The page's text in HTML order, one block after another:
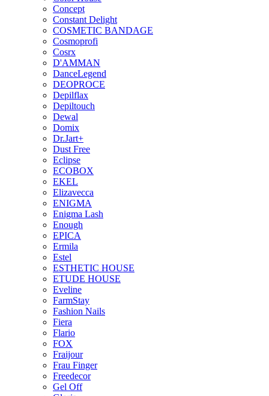
Concept
Constant Delight
COSMETIC BANDAGE
Cosmoprofi
Cosrx
D'AMMAN
DanceLegend
DEOPROCE
Depilflax
Depiltouch
Dewal
Domix
Dr.Jart+
Dust Free
Eclipse
ECOBOX
EKEL
Elizavecca
ENIGMA
Enigma Lash
Enough
EPICA
Ermila
Estel
ESTHETIC HOUSE
ETUDE HOUSE
Eveline
FarmStay
Fashion Nails
Fiera
Flario
FOX
Fraijour
Frau Finger
Freedecor
Gel Off